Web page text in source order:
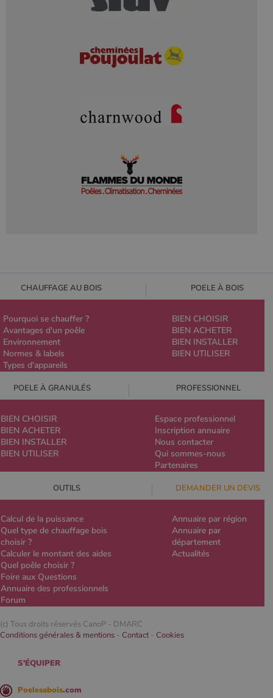
CHAUFFAGE AU BOIS POELE À BOIS
Pourquoi se chauffer ?
Avantages d'un poêle
Environnement
Normes & labels
Types d'appareils
BIEN CHOISIR
BIEN ACHETER
BIEN INSTALLER
BIEN UTILISER
POELE À GRANULÉS PROFESSIONNEL
BIEN CHOISIR
BIEN ACHETER
BIEN INSTALLER
BIEN UTILISER
Espace professionnel
Inscription annuaire
Nous contacter
Qui sommes-nous
Partenaires
OUTILS DEMANDER UN DEVIS
Calcul de la puissance
Quel type de chauffage bois
choisir ?
Calculer le montant des aides
Quel poêle choisir ?
Foire aux Questions
Annuaire des professionnels
Forum
Annuaire par région
Annuaire par
département
Actualités
(c) Tous droits réservés CanoP - DMARC
Conditions générales & mentions - Contact- Cookies
S'ÉQUIPER
Poelesabois.com